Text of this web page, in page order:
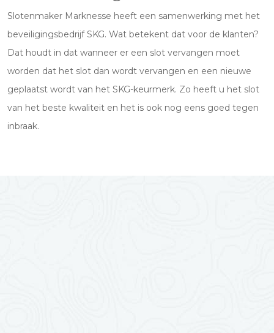
Slotenmaker Marknesse heeft een samenwerking met het
beveiligingsbedrijf SKG. Wat betekent dat voor de klanten?
Dat houdt in dat wanneer er een slot vervangen moet
worden dat het slot dan wordt vervangen en een nieuwe
geplaatst wordt van het SKG-keurmerk. Zo heeft u het slot
van het beste kwaliteit en het is ook nog eens goed tegen
inbraak.